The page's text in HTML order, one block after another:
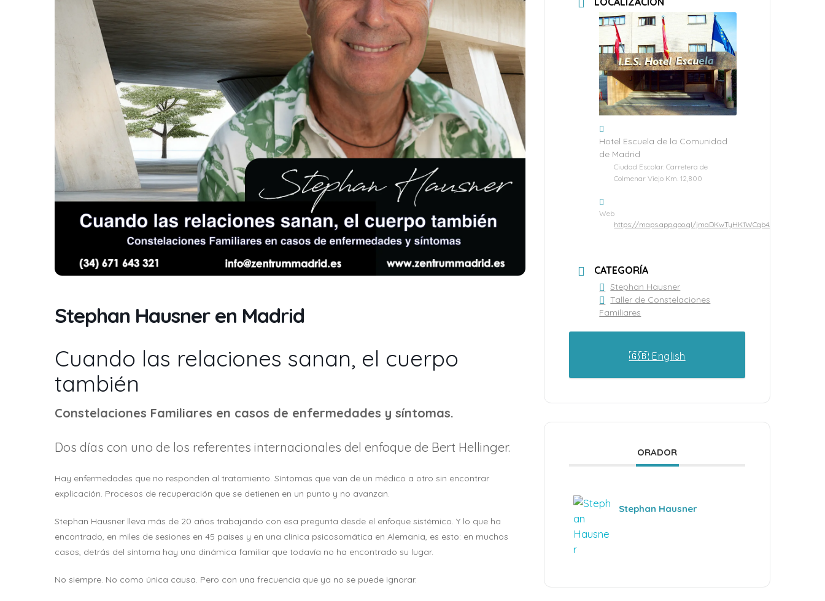
Stephan Hausner en Madrid
Cuando las relaciones sanan, el cuerpo
también
Constelaciones Familiares en casos de enfermedades y síntomas.
Dos días con uno de los referentes internacionales del enfoque de Bert Hellinger.
Hay enfermedades que no responden al tratamiento. Síntomas que van de un médico a otro sin encontrar
explicación. Procesos de recuperación que se detienen en un punto y no avanzan.
Stephan Hausner lleva más de 20 años trabajando con esa pregunta desde el enfoque sistémico. Y lo que ha
encontrado, en miles de sesiones en 45 países y en una clínica psicosomática en Alemania, es esto: en muchos
casos, detrás del síntoma hay una dinámica familiar que todavía no ha encontrado su lugar.
No siempre. No como única causa. Pero con una frecuencia que ya no se puede ignorar.
Hotel Escuela de la Comunidad
de Madrid
Ciudad Escolar. Carretera de
Colmenar Viejo Km. 12,800
Web
https://maps.app.goo.gl/jmaDKwTyHK1WCqb4A
CATEGORÍA
Stephan Hausner
Taller de Constelaciones
Familiares
🇬🇧 English
ORADOR
Stephan Hausner